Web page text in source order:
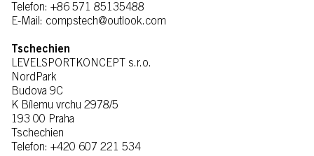
Telefon: +86 571 85135488
E-Mail: compstech@outlook.com
Tschechien
LEVELSPORTKONCEPT s.r.o.
NordPark
Budova 9C
K Bílemu vrchu 2978/5
193 00 Praha
Tschechien
Telefon: +420 607 221 534